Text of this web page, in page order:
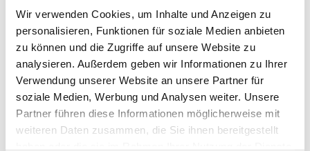
Wir verwenden Cookies, um Inhalte und Anzeigen zu
personalisieren, Funktionen für soziale Medien anbieten
zu können und die Zugriffe auf unsere Website zu
analysieren. Außerdem geben wir Informationen zu Ihrer
Verwendung unserer Website an unsere Partner für
soziale Medien, Werbung und Analysen weiter. Unsere
Partner führen diese Informationen möglicherweise mit
weiteren Daten zusammen, die Sie ihnen bereitgestellt
Evakuierungstunnel – ein
weltweites...
Stadtzentrum. Die Gesamtfläche dieser mehrstöckigen Anlage
beträgt über 104.000 m2....
Weiterlesen